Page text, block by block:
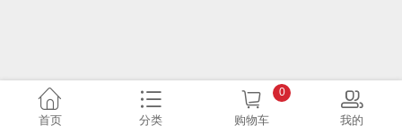
首页 分类 购物车
0
我的